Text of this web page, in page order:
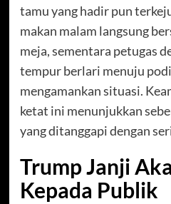
tamu yang hadir pun
makan malam langsung
meja, sementara petugas
tempur berlari menuju
mengamankan situasi.
ketat ini menunjukkan
yang ditanggapi dengan
Trump Janji
Kepada Publik